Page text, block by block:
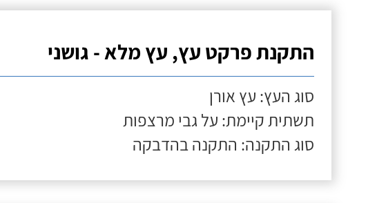
התקנת פרקט עץ, עץ מלא - גושני
סוג העץ: עץ אורן
תשתית קיימת: על גבי מרצפות
סוג התקנה: התקנה בהדבקה